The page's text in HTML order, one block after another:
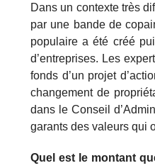
Dans un contexte très
par une bande de
populaire a été créé
d’entreprises. Les
fonds d’un projet
changement de
dans le Conseil
garants des valeurs qui
Quel est le montant